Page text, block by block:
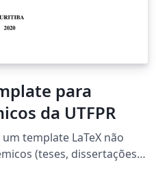
para
da UTFPR
um template LaTeX não
(teses, dissertações,
Tecnológica